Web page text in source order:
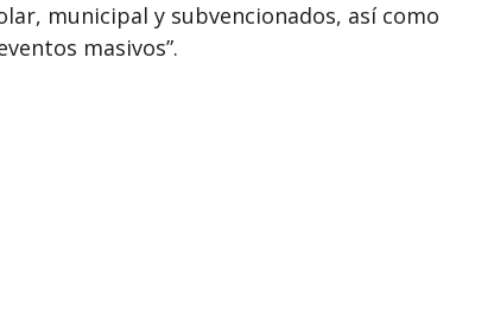
municipal y subvencionados, así como
masivos”.